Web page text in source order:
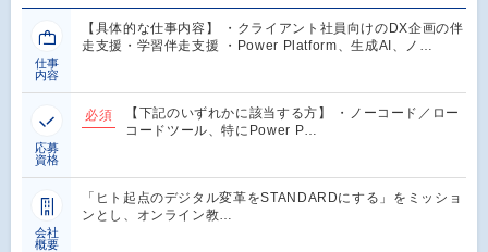
仕事
内容
【具体的な仕事内容】 ・クライアント社員向けのDX企画の伴
走支援・学習伴走支援 ・Power Platform、生成AI、ノ…
応募
資格
必須
【下記のいずれかに該当する方】 ・ノーコード／ロー
コードツール、特にPower P…
会社
概要
「ヒト起点のデジタル変革をSTANDARDにする」をミッショ
ンとし、オンライン教…